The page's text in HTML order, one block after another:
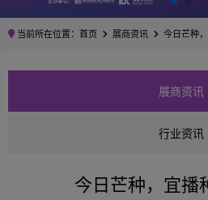
当前所在位置： 首页 展商资讯 今日芒种
展商资讯
行业资讯
今日芒种，宜播